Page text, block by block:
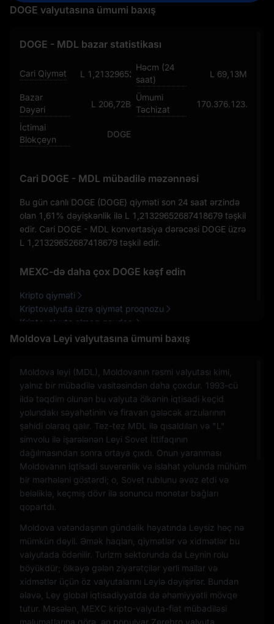
DOGE valyutasına ümumi baxış
Moldova Leyi valyutasına ümumi baxış
DOGE - MDL bazar statistikası
Cari Qiymət L 1,21329652687418679
Həcm (24
saat)
L 69,13M
Bazar
Dəyəri
L 206,72B
Ümumi
Təchizat
İctimai
Blokçeyn
DOGE
Cari DOGE - MDL mübadilə məzənnəsi
Bu gün canlı DOGE (DOGE) qiyməti son 24 saat ərzində
olan 1,61% dəyişkənlik ilə L 1,21329652687418679 təşkil
edir. Cari DOGE - MDL konvertasiya dərəcəsi DOGE üzrə
L 1,21329652687418679 təşkil edir.
MEXC-də daha çox DOGE kəşf edin
Kripto qiyməti
Kriptovalyuta üzrə qiymət proqnozu
Kriptovalyuta almaq qaydası
Moldova leyi (MDL), Moldovanın rəsmi valyutası kimi,
yalnız bir mübadilə vasitəsindən daha çoxdur. 1993-cü
ildə təqdim olunan bu valyuta ölkənin iqtisadi keçid
yolundakı səyahətinin və firavan gələcək arzularının
şahidi olaraq qalır. Tez-tez MDL ilə qısaldılan və "L"
simvolu ilə işarələnən Leyi Sovet İttifaqının
dağılmasından sonra ortaya çıxdı. Onun yaranması
Moldovanın iqtisadi suverenlik və islahat yolunda mühüm
bir mərhələni göstərdi; o, Sovet rublunu əvəz etdi və
beləliklə, keçmiş dövr ilə sonuncu monetar bağları
qopartdı.
Moldova vətəndaşının gündəlik həyatında Leysiz heç nə
mümkün deyil. Əmək haqları, qiymətlər və xidmətlər bu
valyutada ödənilir. Turizm sektorunda da Leynin rolu
böyükdür; ölkəyə gələn ziyarətçilər yerli mallar və
xidmətlər üçün öz valyutalarını Leylə dəyişirlər. Bundan
əlavə, Ley global iqtisadiyyatda da əhəmiyyətli mövqe
tutur. Məsələn, MEXC kripto-valyuta-fiat mübadiləsi